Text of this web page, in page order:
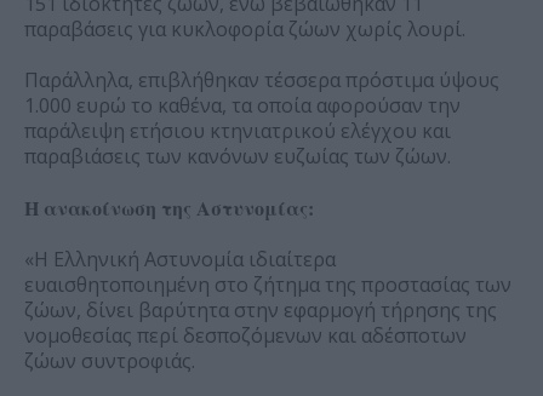
παραβάσεις για κυκλοφορία ζώων χωρίς λουρί.
Παράλληλα, επιβλήθηκαν τέσσερα πρόστιμα ύψους
1.000 ευρώ το καθένα, τα οποία αφορούσαν την
παράλειψη ετήσιου κτηνιατρικού ελέγχου και
παραβιάσεις των κανόνων ευζωίας των ζώων.
Η ανακοίνωση της Αστυνομίας:
«Η Ελληνική Αστυνομία ιδιαίτερα
ευαισθητοποιημένη στο ζήτημα της προστασίας των
ζώων, δίνει βαρύτητα στην εφαρμογή τήρησης της
νομοθεσίας περί δεσποζόμενων και αδέσποτων
ζώων συντροφιάς.